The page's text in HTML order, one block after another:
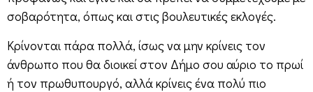
σοβαρότητα, όπως και στις βουλευτικές εκλογές.
Κρίνονται πάρα πολλά, ίσως να μην κρίνεις τον
άνθρωπο που θα διοικεί στον Δήμο σου αύριο το πρωί
ή τον πρωθυπουργό, αλλά κρίνεις ένα πολύ πιο